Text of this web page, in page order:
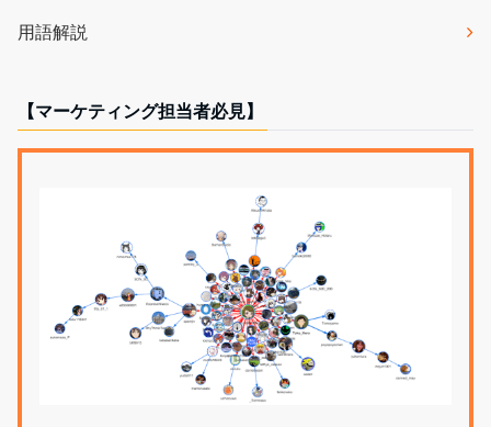
用語解説
【マーケティング担当者必見】